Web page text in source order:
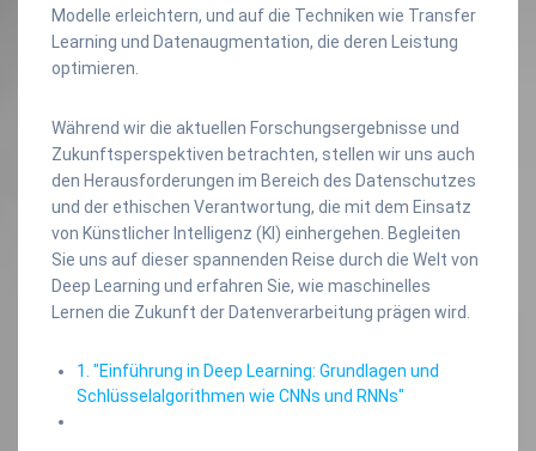
Modelle erleichtern, und auf die Techniken wie Transfer
Learning und Datenaugmentation, die deren Leistung
optimieren.
Während wir die aktuellen Forschungsergebnisse und
Zukunftsperspektiven betrachten, stellen wir uns auch
den Herausforderungen im Bereich des Datenschutzes
und der ethischen Verantwortung, die mit dem Einsatz
von Künstlicher Intelligenz (KI) einhergehen. Begleiten
Sie uns auf dieser spannenden Reise durch die Welt von
Deep Learning und erfahren Sie, wie maschinelles
Lernen die Zukunft der Datenverarbeitung prägen wird.
1. "Einführung in Deep Learning: Grundlagen und
Schlüsselalgorithmen wie CNNs und RNNs"